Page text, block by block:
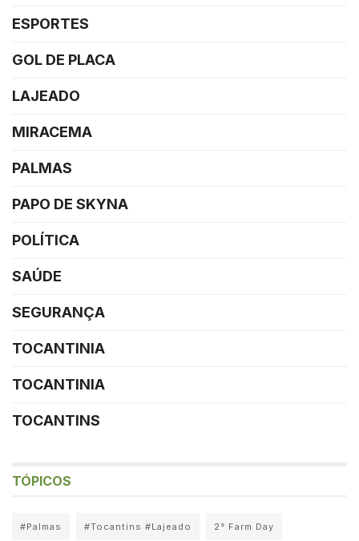
ESPORTES
GOL DE PLACA
LAJEADO
MIRACEMA
PALMAS
PAPO DE SKYNA
POLÍTICA
SAÚDE
SEGURANÇA
TOCANTINIA
TOCANTINIA
TOCANTINS
TÓPICOS
#Palmas #Tocantins #Lajeado 2° Farm Day